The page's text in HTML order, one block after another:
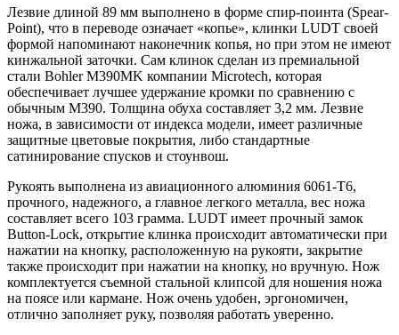
Лезвие длиной 89 мм выполнено в форме спир-поинта (Spear-
Point), что в переводе означает «копье», клинки LUDT своей
формой напоминают наконечник копья, но при этом не имеют
кинжальной заточки. Сам клинок сделан из премиальной
стали Bohler M390MK компании Microtech, которая
обеспечивает лучшее удержание кромки по сравнению с
обычным M390. Толщина обуха составляет 3,2 мм. Лезвие
ножа, в зависимости от индекса модели, имеет различные
защитные цветовые покрытия, либо стандартные
сатинирование спусков и стоунвош.
Рукоять выполнена из авиационного алюминия 6061-T6,
прочного, надежного, а главное легкого металла, вес ножа
составляет всего 103 грамма. LUDT имеет прочный замок
Button-Lock, открытие клинка происходит автоматически при
нажатии на кнопку, расположенную на рукояти, закрытие
также происходит при нажатии на кнопку, но вручную. Нож
комплектуется съемной стальной клипсой для ношения ножа
на поясе или кармане. Нож очень удобен, эргономичен,
отлично заполняет руку, позволяя работать уверенно.